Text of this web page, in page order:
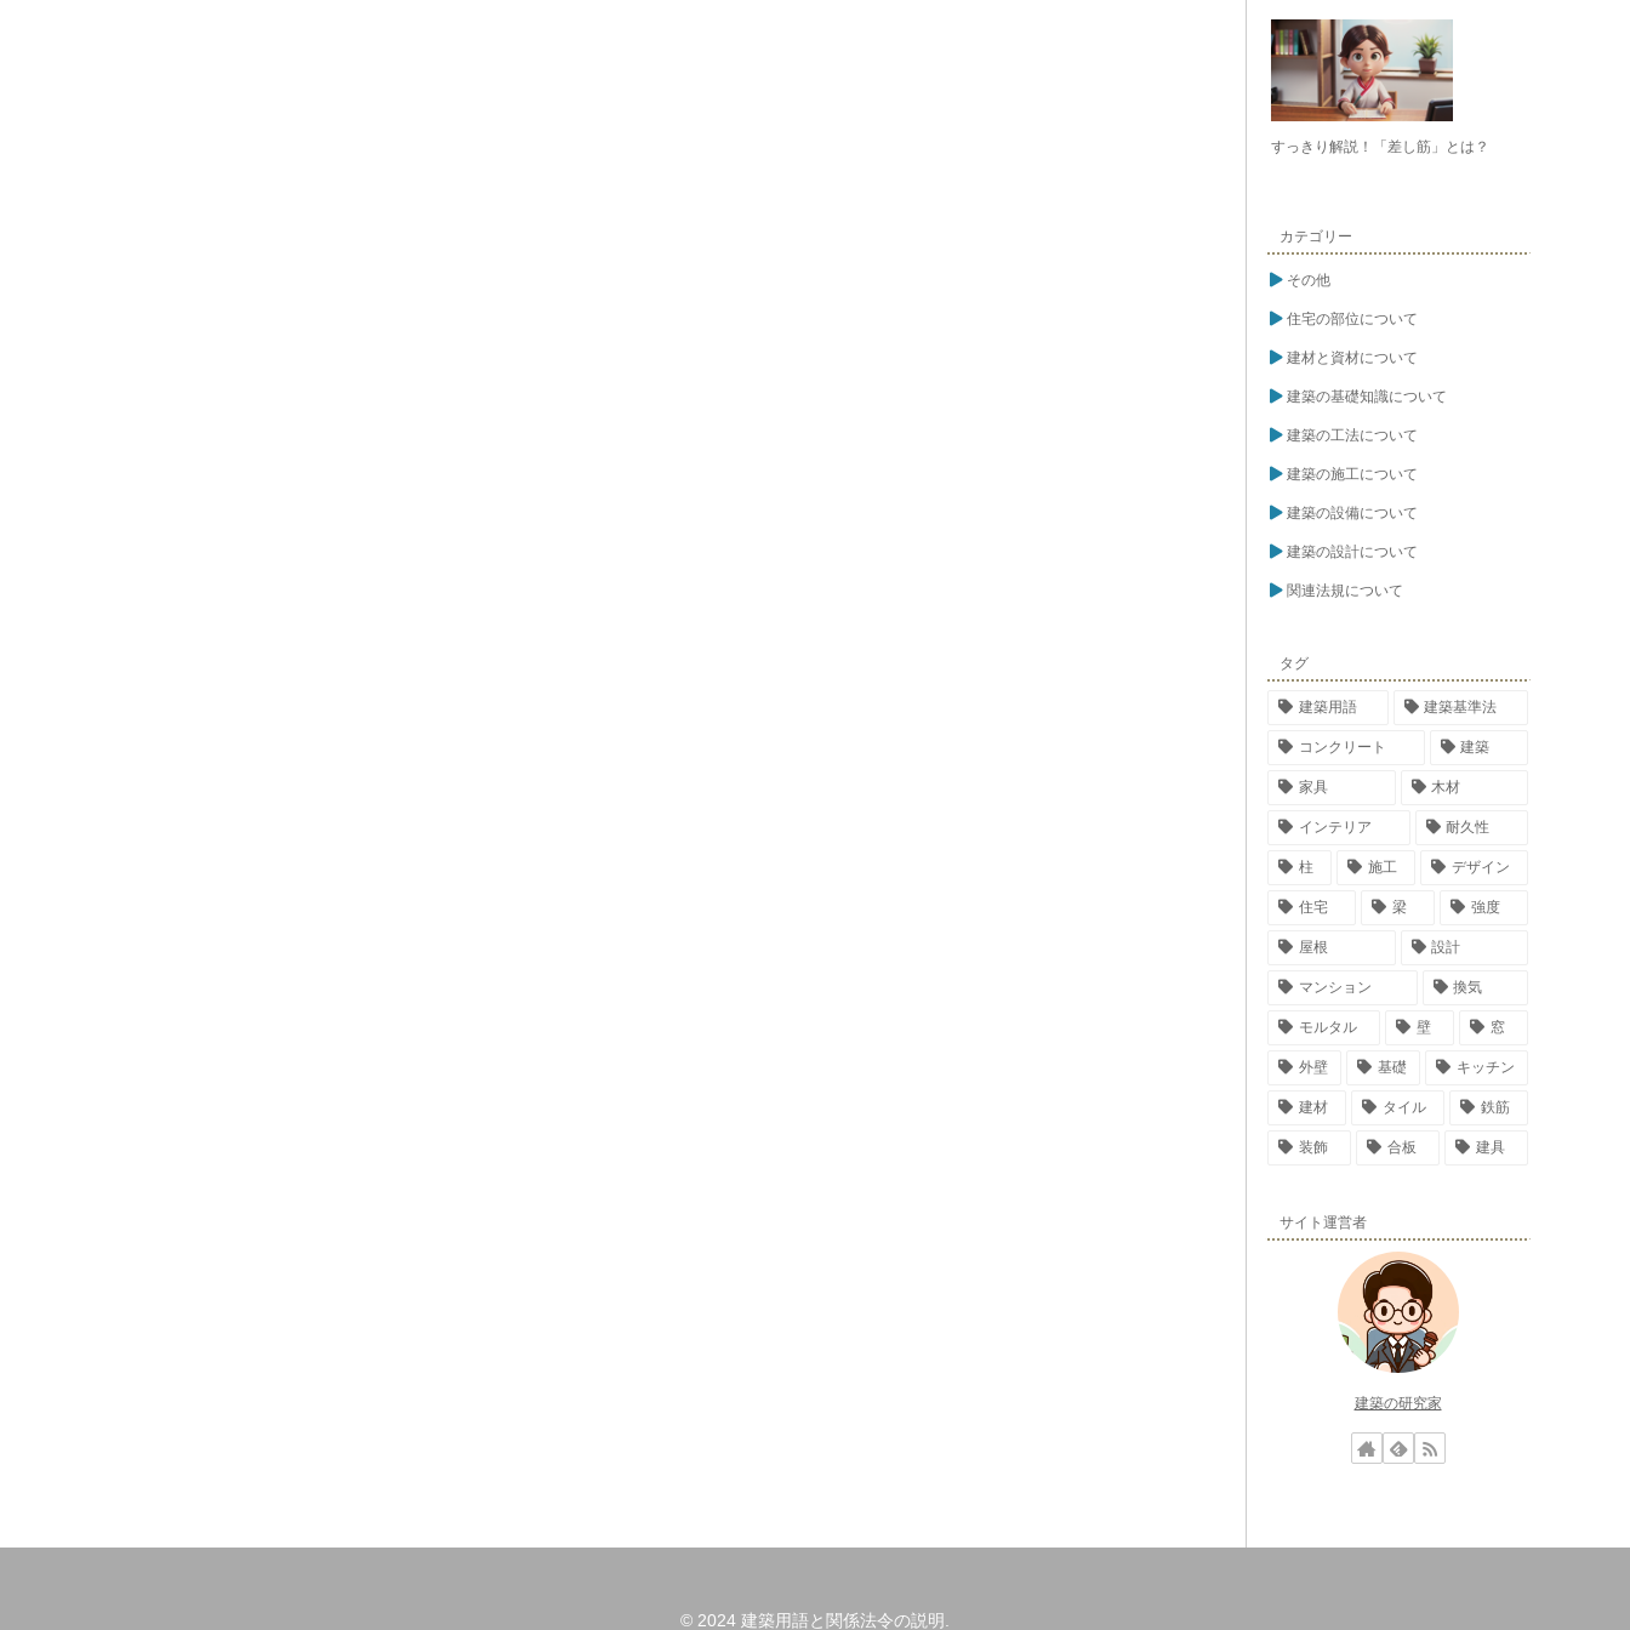
すっきり解説！「差し筋」とは？
カテゴリー
その他
住宅の部位について
建材と資材について
建築の基礎知識について
建築の工法について
建築の施工について
建築の設備について
建築の設計について
関連法規について
タグ
建築用語 建築基準法
コンクリート 建築
家具 木材
インテリア 耐久性
柱 施工 デザイン
住宅 梁 強度
屋根 設計
マンション 換気
モルタル 壁 窓
外壁 基礎 キッチン
建材 タイル 鉄筋
装飾 合板 建具
サイト運営者
建築の研究家
© 2024 建築用語と関係法令の説明.